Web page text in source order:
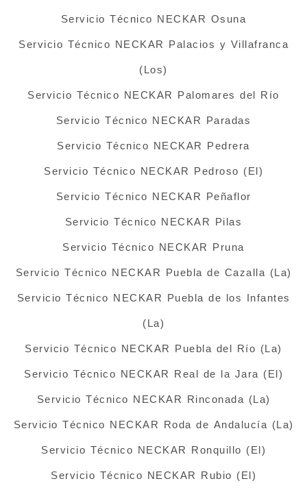
Servicio Técnico NECKAR Osuna
Servicio Técnico NECKAR Palacios y Villafranca
(Los)
Servicio Técnico NECKAR Palomares del Río
Servicio Técnico NECKAR Paradas
Servicio Técnico NECKAR Pedrera
Servicio Técnico NECKAR Pedroso (El)
Servicio Técnico NECKAR Peñaflor
Servicio Técnico NECKAR Pilas
Servicio Técnico NECKAR Pruna
Servicio Técnico NECKAR Puebla de Cazalla (La)
Servicio Técnico NECKAR Puebla de los Infantes
(La)
Servicio Técnico NECKAR Puebla del Río (La)
Servicio Técnico NECKAR Real de la Jara (El)
Servicio Técnico NECKAR Rinconada (La)
Servicio Técnico NECKAR Roda de Andalucía (La)
Servicio Técnico NECKAR Ronquillo (El)
Servicio Técnico NECKAR Rubio (El)